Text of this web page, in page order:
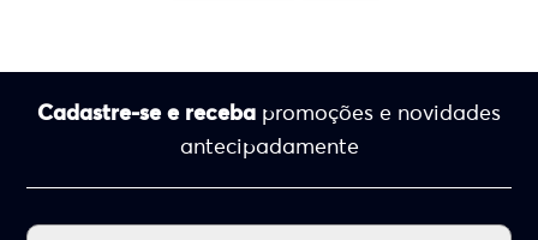
Cadastre-se e receba promoções e novidades
antecipadamente